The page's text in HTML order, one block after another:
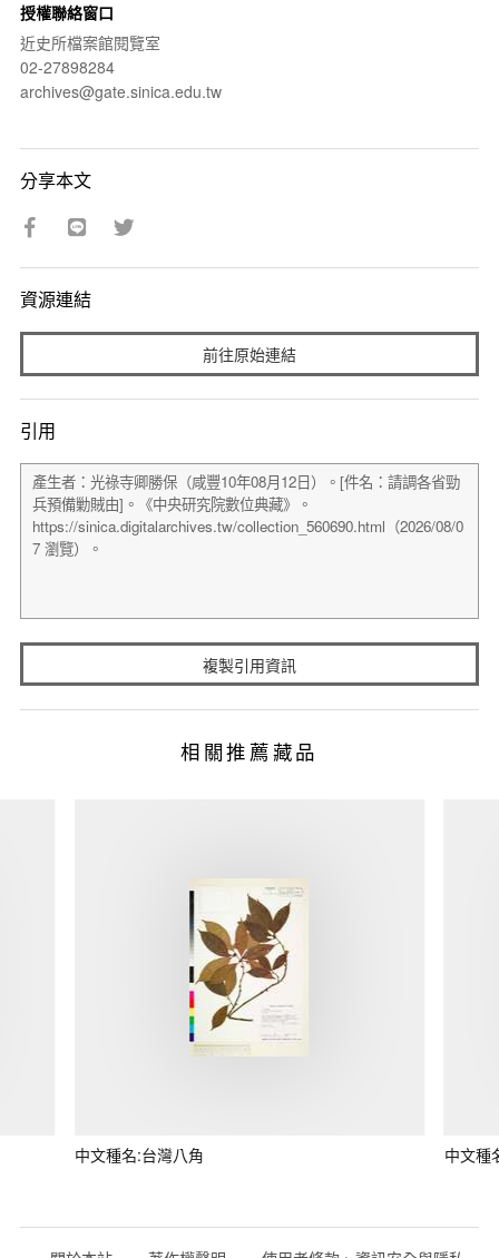
授權聯絡窗口
近史所檔案館閱覽室
02-27898284
archives@gate.sinica.edu.tw
分享本文
資源連結
前往原始連結
引用
複製引用資訊
相關推薦藏品
中文種名:台灣八角 中文種